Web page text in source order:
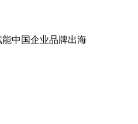
中国企业品牌出海